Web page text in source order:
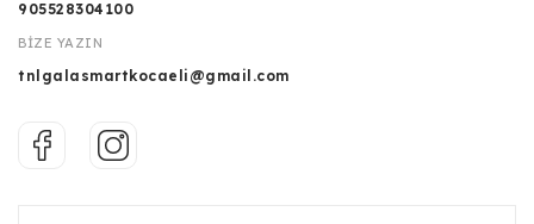
905528304100
BİZE YAZIN
tnlgalasmartkocaeli@gmail.com